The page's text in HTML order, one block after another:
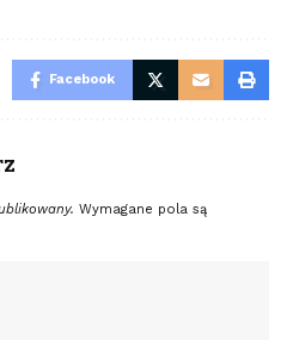
Facebook
Wymagane pola są